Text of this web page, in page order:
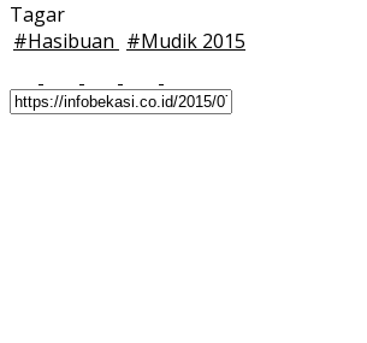
Tagar
#Hasibuan #Mudik 2015